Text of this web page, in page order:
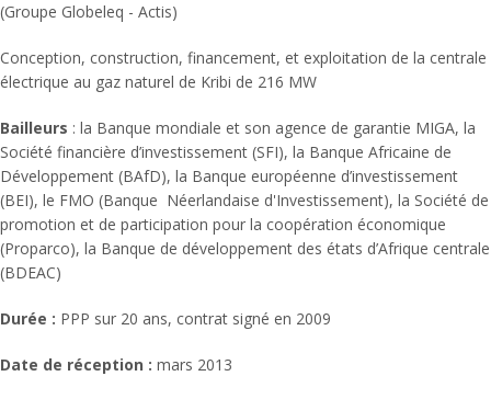
(Groupe Globeleq - Actis)
Conception, construction, financement, et exploitation de la centrale
électrique au gaz naturel de Kribi de 216 MW
Bailleurs : la Banque mondiale et son agence de garantie MIGA, la
Société financière d’investissement (SFI), la Banque Africaine de
Développement (BAfD), la Banque européenne d’investissement
(BEI), le FMO (Banque Néerlandaise d'Investissement), la Société de
promotion et de participation pour la coopération économique
(Proparco), la Banque de développement des états d’Afrique centrale
(BDEAC)
Durée : PPP sur 20 ans, contrat signé en 2009
Date de réception : mars 2013